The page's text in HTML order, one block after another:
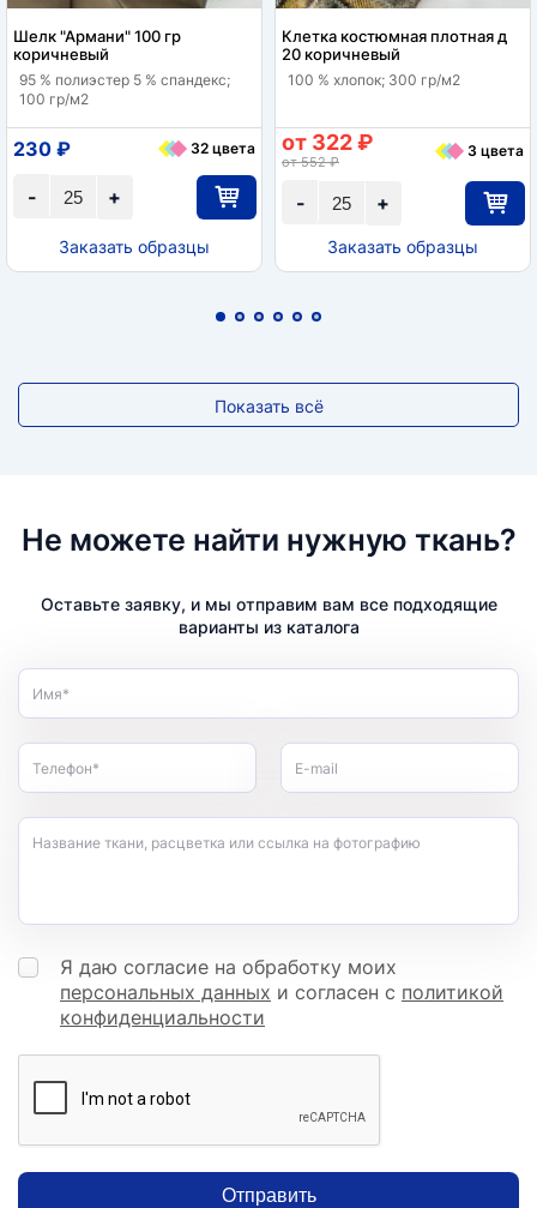
Шелк "Армани" 100 гр
коричневый
95 % полиэстер 5 % спандекс;
100 гр/м2
+
-
230 ₽ 32 цвета
Заказать образцы
Клетка костюмная плотная д
20 коричневый
100 % хлопок; 300 гр/м2
+
-
от 322 ₽
от 552 ₽
3 цвета
Заказать образцы
Показать всё
Не можете найти нужную ткань?
Оставьте заявку, и мы отправим вам все подходящие
варианты из каталога
Имя*
Телефон* E-mail
Название ткани, расцветка или ссылка на фотографию
Я даю согласие на обработку моих
персональных данных и согласен с политикой
конфиденциальности
Отправить